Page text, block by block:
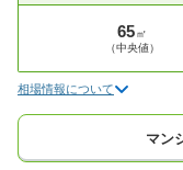
65㎡
（中央値）
相場情報について
マン